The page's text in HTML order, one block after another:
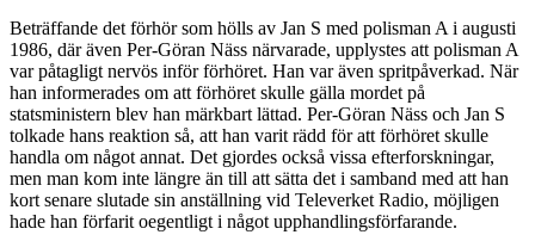
Beträffande det förhör som hölls av Jan S med polisman A i augusti
1986, där även Per-Göran Näss närvarade, upplystes att polisman A
var påtagligt nervös inför förhöret. Han var även spritpåverkad. När
han informerades om att förhöret skulle gälla mordet på
statsministern blev han märkbart lättad. Per-Göran Näss och Jan S
tolkade hans reaktion så, att han varit rädd för att förhöret skulle
handla om något annat. Det gjordes också vissa efterforskningar,
men man kom inte längre än till att sätta det i samband med att han
kort senare slutade sin anställning vid Televerket Radio, möjligen
hade han förfarit oegentligt i något upphandlingsförfarande.